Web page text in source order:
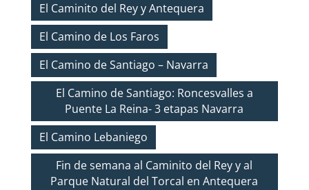
El Caminito del Rey y Antequera
El Camino de Los Faros
El Camino de Santiago – Navarra
El Camino de Santiago: Roncesvalles a
Puente La Reina- 3 etapas Navarra
El Camino Lebaniego
Fin de semana al Caminito del Rey y al
Parque Natural del Torcal en Antequera